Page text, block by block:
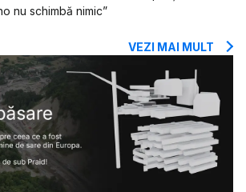
nu schimbă nimic”
VEZI MAI MULT